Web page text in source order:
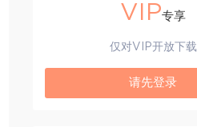
VIP专享
仅对VIP开放下载
请先登录